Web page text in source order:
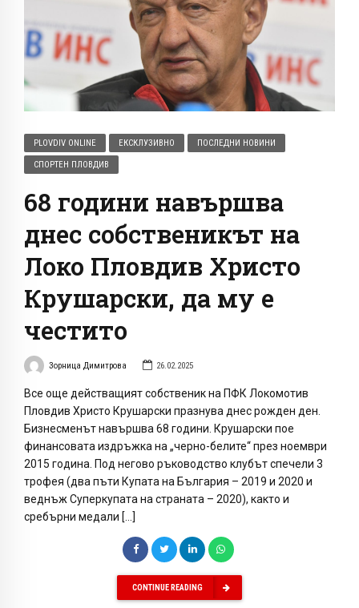
PLOVDIV ONLINE ЕКСКЛУЗИВНО ПОСЛЕДНИ НОВИНИ
СПОРТЕН ПЛОВДИВ
68 години навършва
днес собственикът на
Локо Пловдив Христо
Крушарски, да му е
честито
Зорница Димитрова 26.02.2025
Все още действащият собственик на ПФК Локомотив
Пловдив Христо Крушарски празнува днес рожден ден.
Бизнесменът навършва 68 години. Крушарски пое
финансовата издръжка на „черно-белите“ през ноември
2015 година. Под негово ръководство клубът спечели 3
трофея (два пъти Купата на България – 2019 и 2020 и
веднъж Суперкупата на страната – 2020), както и
сребърни медали […]
CONTINUE READING